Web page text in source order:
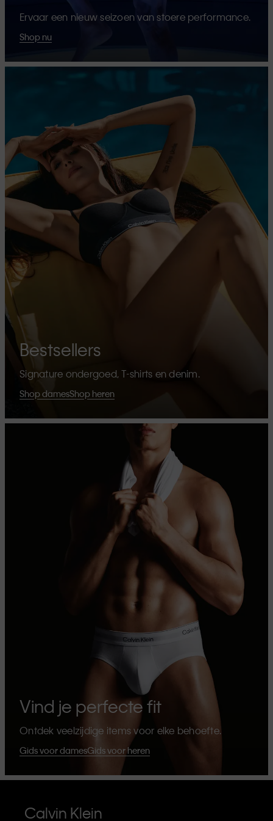
Ervaar een nieuw seizoen van stoere performance.
Shop nu
Bestsellers
Signature ondergoed, T-shirts en denim.
Shop damesShop heren
Vind je perfecte fit
Ontdek veelzijdige items voor elke behoefte.
Gids voor damesGids voor heren
Calvin Klein